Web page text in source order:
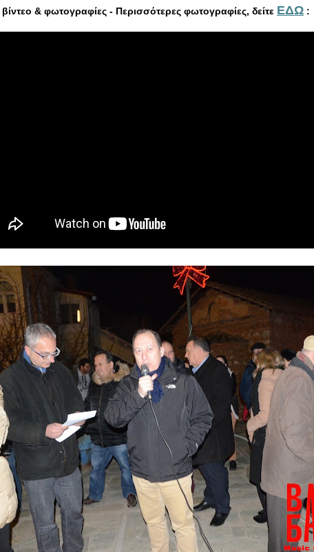
βίντεο & φωτογραφίες - Περισσότερες φωτογραφίες, δείτε ΕΔΩ :